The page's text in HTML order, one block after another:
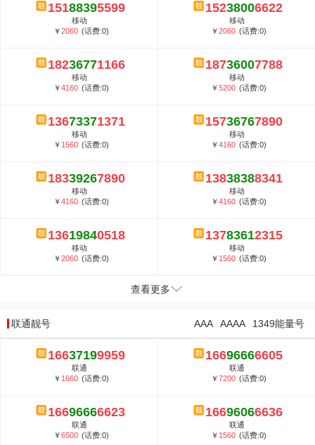
15188395599
移动
￥2060 (话费:0)
15238006622
移动
￥2060 (话费:0)
18236771166
移动
￥4160 (话费:0)
18736007788
移动
￥5200 (话费:0)
13673371371
移动
￥ 1560 (话费:0)
15736767890
移动
￥4160 (话费:0)
18339267890
移动
￥4160 (话费:0)
13838388341
移动
￥4160 (话费:0)
13619840518
移动
￥2060 (话费:0)
13783612315
移动
￥ 1560 (话费:0)
查看更多
联通靓号 1349能量号
AAAA
AAA
16637199959
联通
￥ 1660 (话费:0)
16696666605
联通
￥7200 (话费:0)
16696666623
联通
￥6500 (话费:0)
16696066636
联通
￥ 1560 (话费:0)